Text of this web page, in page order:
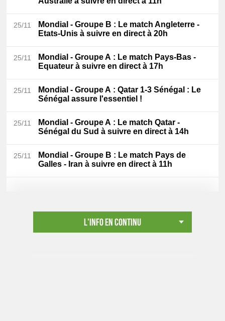
25/11 Mondial - Groupe B : Le match Angleterre -
Etats-Unis à suivre en direct à 20h
25/11 Mondial - Groupe A : Le match Pays-Bas -
Equateur à suivre en direct à 17h
25/11 Mondial - Groupe A : Qatar 1-3 Sénégal : Le
Sénégal assure l'essentiel !
25/11 Mondial - Groupe A : Le match Qatar -
Sénégal du Sud à suivre en direct à 14h
25/11 Mondial - Groupe B : Le match Pays de
Galles - Iran à suivre en direct à 11h
L'info en continu